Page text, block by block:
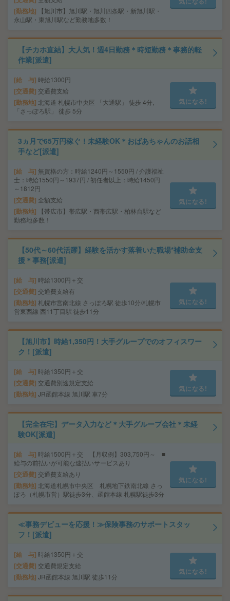
勤務地
【旭川市】旭川駅・旭川四条駅・新旭川駅・
永山駅・東旭川駅など勤務地多数！
【チカホ直結】大人気！週4日勤務＊時短勤務＊事務的軽
作業[派遣]
給 与 時給1300円
交通費 交通費支給
勤務地 北海道 札幌市中央区 「大通駅」 徒歩 4分,
「さっぽろ駅」 徒歩 5分
気になる!
3ヵ月で65万円稼ぐ！未経験OK＊おばあちゃんのお話相
手など[派遣]
給 与 無資格の方：時給1240円～1550円 / 介護福祉
士：時給1550円～1937円 / 初任者以上：時給1450円
～1812円
交通費 全額支給
勤務地
【帯広市】帯広駅・西帯広駅・柏林台駅など
勤務地多数！
気になる!
【50代～60代活躍】経験を活かす落着いた職場*補助金支
援＊事務[派遣]
給 与 時給1300円＋交
交通費 交通費支給有
勤務地 札幌市営南北線 さっぽろ駅 徒歩10分/札幌市
営東西線 西11丁目駅 徒歩11分
気になる!
【旭川市】時給1,350円！大手グループでのオフィスワー
ク！[派遣]
給 与 時給1350円＋交
交通費 交通費別途規定支給
勤務地 JR函館本線 旭川駅 車7分
気になる!
【完全在宅】データ入力など＊大手グループ会社＊未経
験OK[派遣]
給 与 時給1500円＋交 【月収例】303,750円～ ■
給与の前払いが可能な速払いサービスあり
交通費 交通費支給あり
勤務地 北海道札幌市中央区 札幌地下鉄南北線 さっ
ぽろ（札幌市営）駅徒歩3分、函館本線 札幌駅徒歩3分
気になる!
≪事務デビューを応援！≫保険事務のサポートスタッ
フ！[派遣]
給 与 時給1350円＋交
交通費 交通費規定支給
勤務地 JR函館本線 旭川駅 徒歩11分
気になる!